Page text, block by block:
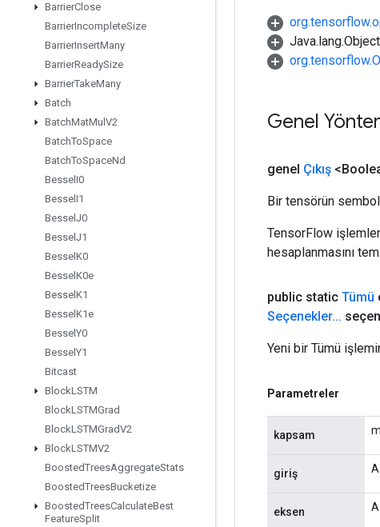
BarrierClose
BarrierIncompleteSize
BarrierInsertMany
BarrierReadySize
BarrierTakeMany
Batch
BatchMatMul V2
BatchToSpace
BatchToSpaceNd
Bessel I0
Bessel I1
Bessel J0
Bessel J1
Bessel K0
Bessel K0e
Bessel K1
Bessel K1e
Bessel Y0
Bessel Y1
Bitcast
BlockLSTM
BlockLSTMGrad
BlockLSTMGradV2
BlockLSTMV2
BoostedTreesAggregateStats
BoostedTreesBucketize
BoostedTreesCalculateBest
FeatureSplit
Java.lang.Object
Genel
genel Çıkış
Bir tensörün
TensorFlow
hesaplanmasını
public static Tümü
Seçenekler...
Yeni bir Tümü
Parametreler
kapsam
giriş
eksen